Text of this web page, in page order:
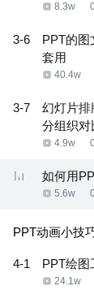
8.3w
3-6
PPT的图
套用
40.4w
3-7
幻灯片排
分组织对
4.9w
如何用
5.6w
PPT动画小技
4-1 PPT绘图
24.1w